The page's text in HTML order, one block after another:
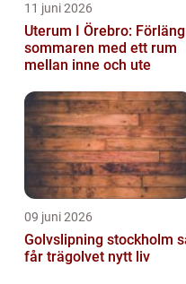
11 juni 2026
Uterum I Örebro: Förläng
sommaren med ett rum
mellan inne och ute
09 juni 2026
Golvslipning stockholm så
får trägolvet nytt liv